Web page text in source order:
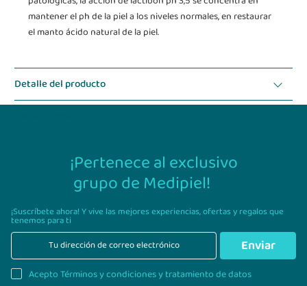
mantener el ph de la piel a los niveles normales, en restaurar
el manto ácido natural de la piel.
Detalle del producto
¡Pertenece al exclusivo
grupo de Medipiel!
¡Suscríbete ahora! Y vive las mejores experiencias,ofertas y regalos que
tenemos para ti
Enviar
Acepto Términos y condiciones y tratamiento de datos